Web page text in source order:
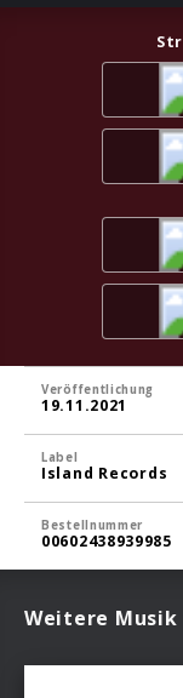
Veröffentlichung
19.11.2021
Label
Island Records
Bestellnummer
00602438939985
Weitere Musik